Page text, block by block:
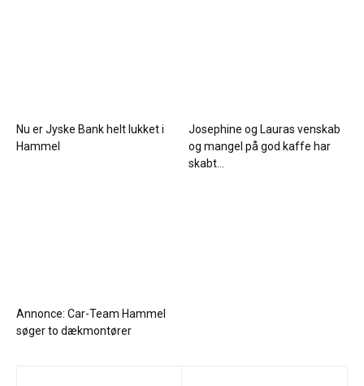
Nu er Jyske Bank helt lukket i
Hammel
Josephine og Lauras venskab
og mangel på god kaffe har
skabt...
Annonce: Car-Team Hammel
søger to dækmontører